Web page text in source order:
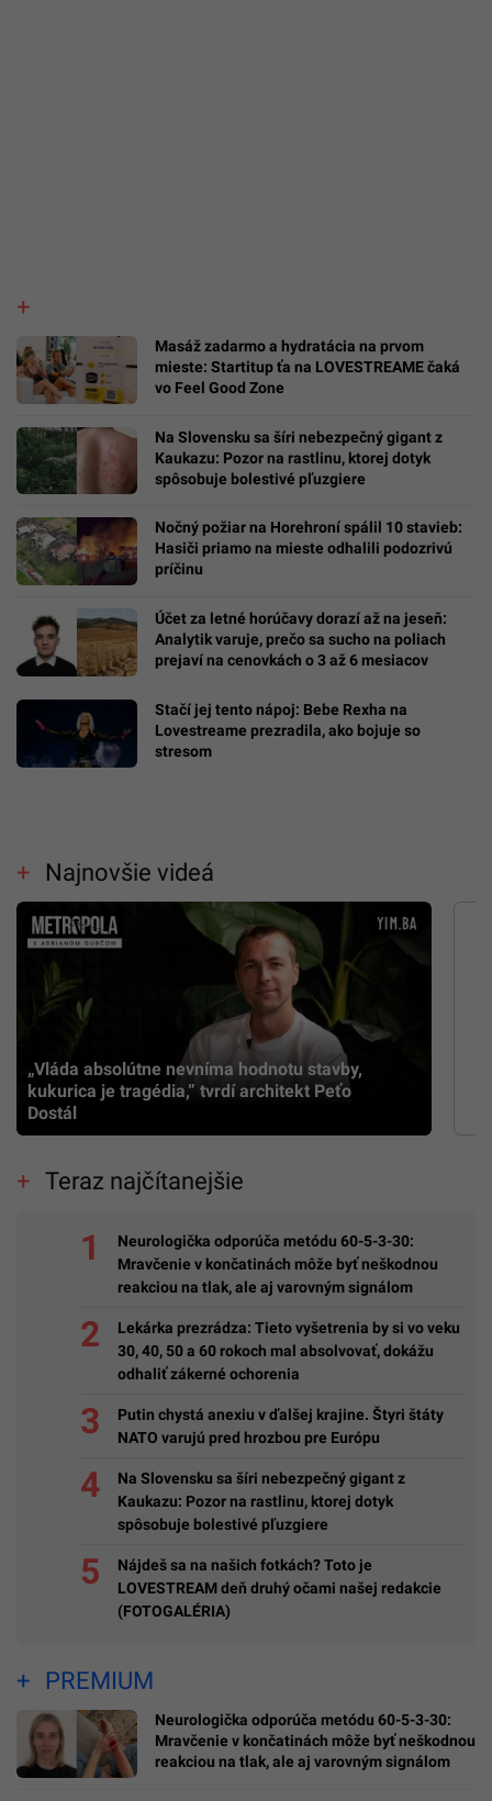
Masáž zadarmo a hydratácia na prvom
mieste: Startitup ťa na LOVESTREAME čaká
vo Feel Good Zone
Na Slovensku sa šíri nebezpečný gigant z
Kaukazu: Pozor na rastlinu, ktorej dotyk
spôsobuje bolestivé pľuzgiere
Nočný požiar na Horehroní spálil 10 stavieb:
Hasiči priamo na mieste odhalili podozrivú
príčinu
Účet za letné horúčavy dorazí až na jeseň:
Analytik varuje, prečo sa sucho na poliach
prejaví na cenovkách o 3 až 6 mesiacov
Stačí jej tento nápoj: Bebe Rexha na
Lovestreame prezradila, ako bojuje so
stresom
Najnovšie videá
„Vláda absolútne nevníma hodnotu stavby,
kukurica je tragédia,” tvrdí architekt Peťo
Dostál
Teraz najčítanejšie
Neurologička odporúča metódu 60-5-3-30:
Mravčenie v končatinách môže byť neškodnou
reakciou na tlak, ale aj varovným signálom
Lekárka prezrádza: Tieto vyšetrenia by si vo veku
30, 40, 50 a 60 rokoch mal absolvovať, dokážu
odhaliť zákerné ochorenia
Putin chystá anexiu v ďalšej krajine. Štyri štáty
NATO varujú pred hrozbou pre Európu
Na Slovensku sa šíri nebezpečný gigant z
Kaukazu: Pozor na rastlinu, ktorej dotyk
spôsobuje bolestivé pľuzgiere
Nájdeš sa na našich fotkách? Toto je
LOVESTREAM deň druhý očami našej redakcie
(FOTOGALÉRIA)
PREMIUM
Neurologička odporúča metódu 60-5-3-30:
Mravčenie v končatinách môže byť neškodnou
reakciou na tlak, ale aj varovným signálom